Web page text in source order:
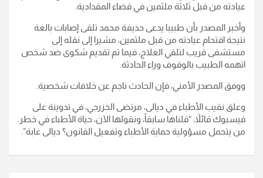
عيادته من قبل ثلاثة ملثمين في قضاء المقدادية.
وأخبر المصدر بأن طبيبا يدعى حذيفة محمد تلقى إصابات بالغة
نتيجة اقتحام عيادته من قبل ملثمين، مشيرا إلى نقله إلى
مستشفى قريب لتلقي العلاج، فيما تم تقديم شكوى ضد شخص
اتهمه الطبيب بالوقوف وراء الحادثة.
ووفق المصدر الأمني، فإن الحادث ناجم عن خلافات شخصية.
وعلق نقيب الأطباء في ديالى، مرتضى الخزرجي، في تدوينة على
فيسبوك قائلاً: “قلناها سابقاً، ونقولها الآن، حياة الأطباء في خطر.
من يتحمل مسؤولية حماية الأطباء وتفعيل القانون؟ ديالى غابة”.